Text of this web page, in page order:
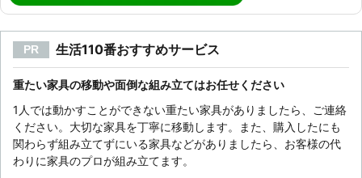
PR 生活110番おすすめサービス
重たい家具の移動や面倒な組み立てはお任せください
1人では動かすことができない重たい家具がありましたら、ご連絡
ください。大切な家具を丁寧に移動します。また、購入したにも
関わらず組み立てずにいる家具などがありましたら、お客様の代
わりに家具のプロが組み立てます。